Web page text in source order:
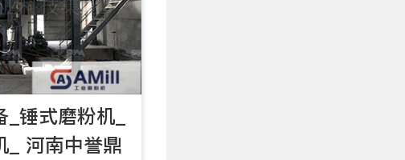
_锤式磨粉机_
_ 河南中誉鼎